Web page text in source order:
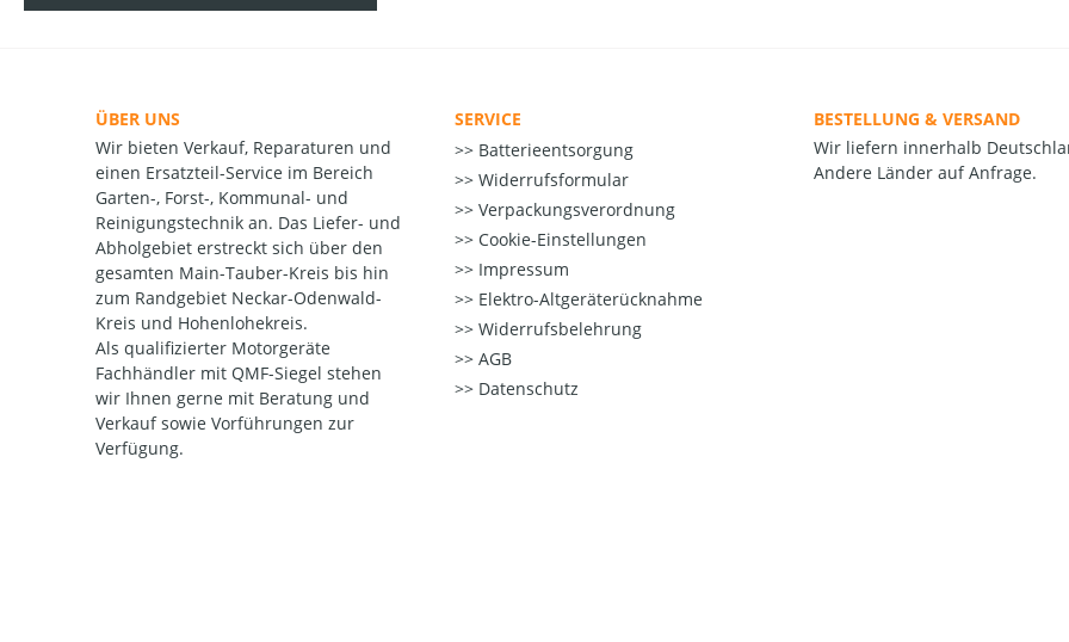
ÜBER UNS
Wir bieten Verkauf, Reparaturen und
einen Ersatzteil-Service im Bereich
Garten-, Forst-, Kommunal- und
Reinigungstechnik an. Das Liefer- und
Abholgebiet erstreckt sich über den
gesamten Main-Tauber-Kreis bis hin
zum Randgebiet Neckar-Odenwald-
Kreis und Hohenlohekreis.
Als qualifizierter Motorgeräte
Fachhändler mit QMF-Siegel stehen
wir Ihnen gerne mit Beratung und
Verkauf sowie Vorführungen zur
Verfügung.
SERVICE
Batterieentsorgung
Widerrufsformular
Verpackungsverordnung
Cookie-Einstellungen
Impressum
Elektro-Altgeräterücknahme
Widerrufsbelehrung
AGB
Datenschutz
BESTELLUNG & VERSAND
Wir liefern innerhalb
Andere Länder auf Anfrage.